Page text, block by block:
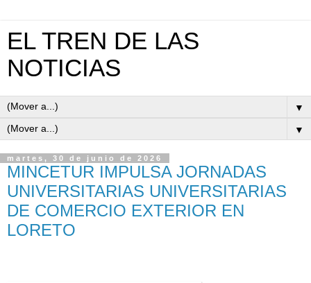
EL TREN DE LAS
NOTICIAS
▼
▼
martes, 30 de junio de 2026
MINCETUR IMPULSA JORNADAS
UNIVERSITARIAS UNIVERSITARIAS
DE COMERCIO EXTERIOR EN
LORETO